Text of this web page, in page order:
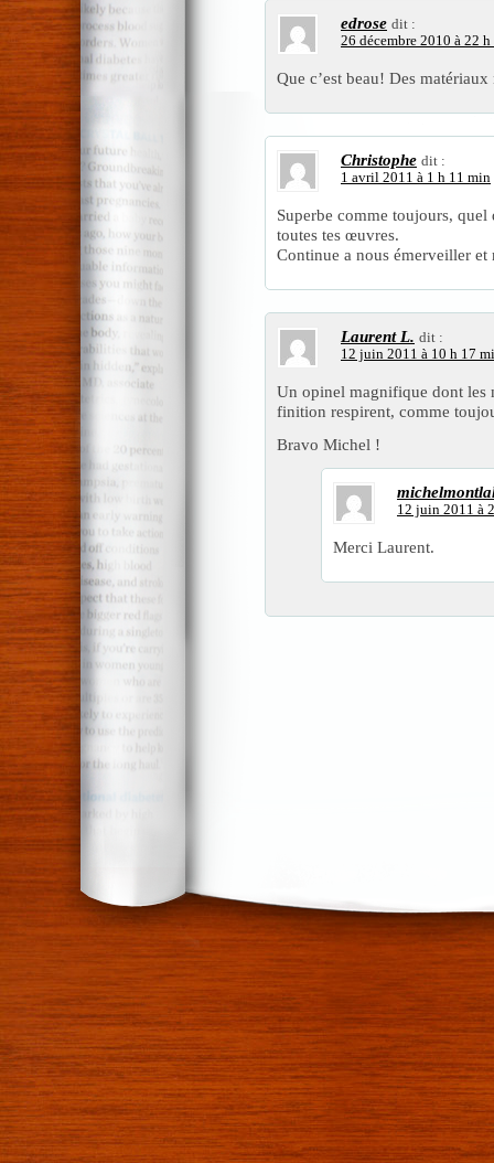
edrose dit :
26 décembre 2010 à 22
Que c’est beau! Des
Christophe dit :
1 avril 2011 à 1 h 11 min
Superbe comme toujours,
toutes tes œuvres.
Continue a nous émerveiller
Laurent L. dit :
12 juin 2011 à 10 h 17
Un opinel magnifique dont les
finition respirent, comme
Bravo Michel !
12 juin 2011 à
Merci Laurent.